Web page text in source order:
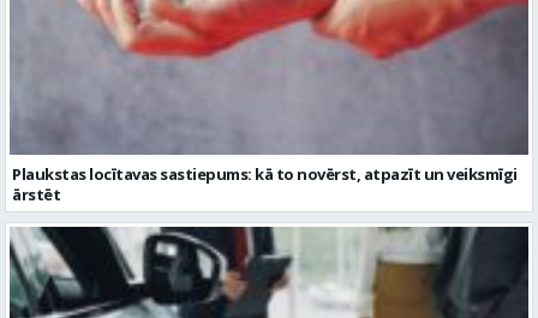
Plaukstas locītavas sastiepums: kā to novērst, atpazīt un veiksmīgi